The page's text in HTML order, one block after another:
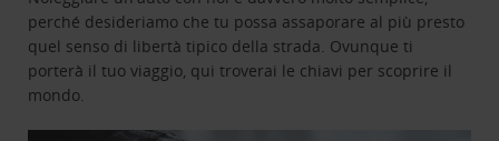
perché desideriamo che tu possa assaporare al più presto
quel senso di libertà tipico della strada. Ovunque ti
porterà il tuo viaggio, qui troverai le chiavi per scoprire il
mondo.